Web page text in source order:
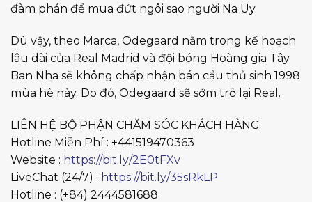
đàm phán để mua đứt ngôi sao người Na Uy.
Dù vậy, theo Marca, Odegaard nằm trong kế hoạch
lâu dài của Real Madrid và đội bóng Hoàng gia Tây
Ban Nha sẽ không chấp nhận bán cầu thủ sinh 1998
mùa hè này. Do đó, Odegaard sẽ sớm trở lại Real.
LIÊN HỆ BỘ PHẬN CHĂM SÓC KHÁCH HÀNG
Hotline Miễn Phí : +441519470363
Website : https://bit.ly/2E0tFXv
LiveChat (24/7) : https://bit.ly/35sRkLP
Hotline : (+84) 2444581688